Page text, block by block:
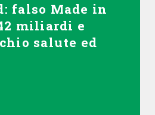
falso Made in
miliardi e
salute ed